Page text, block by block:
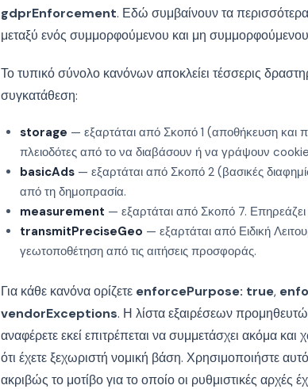
gdprEnforcement. Εδώ συμβαίνουν τα
μεταξύ ενός συμμορφούμενου και μη
Το τυπικό σύνολο κανόνων αποκλείει τέσσερις
συγκατάθεση:
storage — εξαρτάται από Σκοπό 1 (αποθήκευση και
πλειοδότες από το να διαβάσουν ή να γράψουν
basicAds — εξαρτάται από Σκοπό 2 (βασικές
από τη δημοπρασία.
measurement — εξαρτάται από Σκοπό 7.
transmitPreciseGeo — εξαρτάται από Ειδική
γεωτοποθέτηση από τις αιτήσεις προσφοράς.
Για κάθε κανόνα ορίζετε enforcePurpose: true,
vendorExceptions. Η λίστα εξαιρέσεων
αναφέρετε εκεί επιτρέπεται να συμμετάσχει ακόμα
ότι έχετε ξεχωριστή νομική βάση. Χρησιμοποιήστε
ακριβώς το μοτίβο για το οποίο οι ρυθμιστικές αρχές